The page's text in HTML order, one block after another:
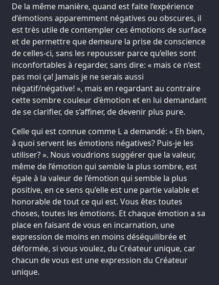
De la même manière, quand est faite l’expérience
d’émotions apparemment négatives ou obscures, il
est très utile de contempler ces émotions de surface
et de permettre que demeure la prise de conscience
de celles-ci, sans les repousser parce qu’elles sont
inconfortables à regarder, sans dire: « mais ce n’est
pas moi ça! Jamais je ne serais aussi
négatif/négative! », mais en regardant au contraire
cette sombre couleur d’émotion et en lui demandant
de se clarifier, de s’affiner, de devenir plus pure.
Celle qui est connue comme L a demandé: « Eh bien,
à quoi servent les émotions négatives? Puis-je les
utiliser? ». Nous voudrions suggérer que la valeur,
même de l’émotion qui semble la plus sombre, est
égale à la valeur de l’émotion qui semble la plus
positive, en ce sens qu’elle est une partie valable et
honorable de tout ce qui est. Vous êtes toutes
choses, toutes les émotions. Et chaque émotion a sa
place en faisant de vous en incarnation, une
expression de moins en moins déséquilibrée et
déformée, si vous voulez, du Créateur unique, car
chacun de vous est une expression du Créateur
unique.